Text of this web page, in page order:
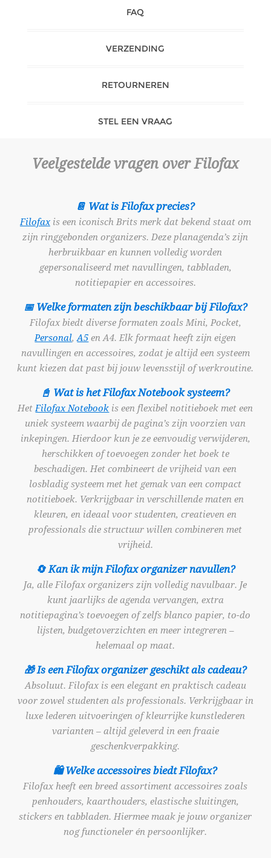
FAQ
VERZENDING
RETOURNEREN
STEL EEN VRAAG
Veelgestelde vragen over Filofax
📔 Wat is Filofax precies?
Filofaxis een iconisch Brits merk dat bekend staat om
zijn ringgebonden organizers. Deze planagenda’s zijn
herbruikbaar en kunnen volledig worden
gepersonaliseerd met navullingen, tabbladen,
notitiepapier en accessoires.
📅 Welke formaten zijn beschikbaar bij Filofax?
Filofax biedt diverse formaten zoals Mini, Pocket,
Personal,A5 en A4. Elk formaat heeft zijn eigen
navullingen en accessoires, zodat je altijd een systeem
kunt kiezen dat past bij jouw levensstijl of werkroutine.
📓 Wat is het Filofax Notebook systeem?
Het Filofax Notebook is een flexibel notitieboek met een
uniek systeem waarbij de pagina’s zijn voorzien van
inkepingen. Hierdoor kun je ze eenvoudig verwijderen,
herschikken of toevoegen zonder het boek te
beschadigen. Het combineert de vrijheid van een
losbladig systeem met het gemak van een compact
notitieboek. Verkrijgbaar in verschillende maten en
kleuren, en ideaal voor studenten, creatieven en
professionals die structuur willen combineren met
vrijheid.
🔄 Kan ik mijn Filofax organizer navullen?
Ja, alle Filofax organizers zijn volledig navulbaar. Je
kunt jaarlijks de agenda vervangen, extra
notitiepagina’s toevoegen of zelfs blanco papier, to-do
lijsten, budgetoverzichten en meer integreren –
helemaal op maat.
🎁 Is een Filofax organizer geschikt als cadeau?
Absoluut. Filofax is een elegant en praktisch cadeau
voor zowel studenten als professionals. Verkrijgbaar in
luxe lederen uitvoeringen of kleurrijke kunstlederen
varianten – altijd geleverd in een fraaie
geschenkverpakking.
🛍️ Welke accessoires biedt Filofax?
Filofax heeft een breed assortiment accessoires zoals
penhouders, kaarthouders, elastische sluitingen,
stickers en tabbladen. Hiermee maak je jouw organizer
nog functioneler én persoonlijker.